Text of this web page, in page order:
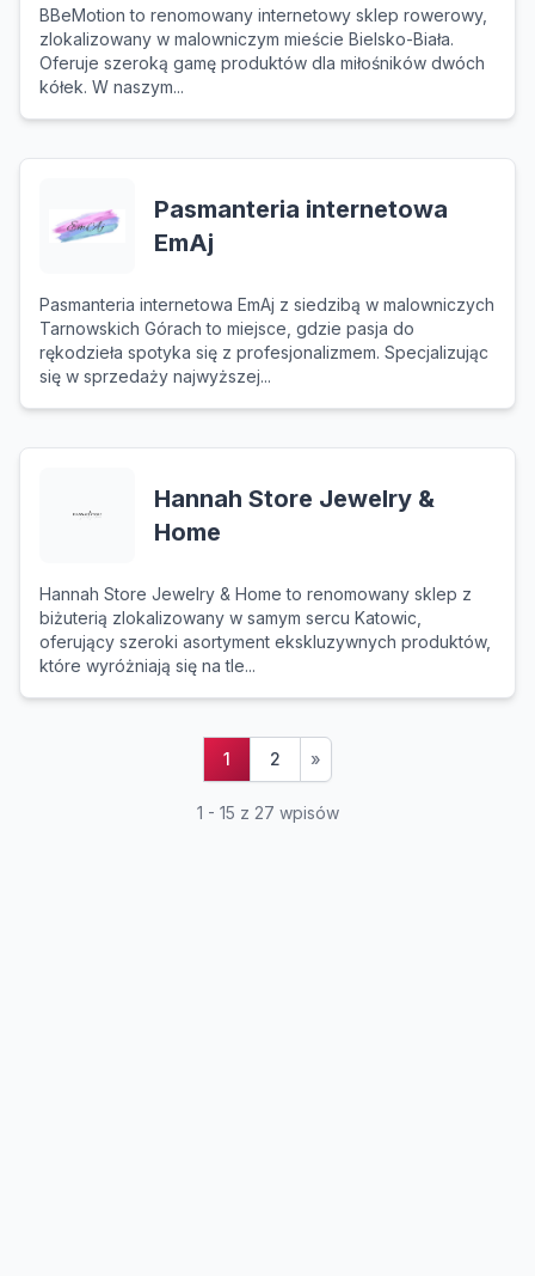
BBeMotion to renomowany internetowy sklep rowerowy,
zlokalizowany w malowniczym mieście Bielsko-Biała.
Oferuje szeroką gamę produktów dla miłośników dwóch
kółek. W naszym...
Pasmanteria internetowa
EmAj
Pasmanteria internetowa EmAj z siedzibą w malowniczych
Tarnowskich Górach to miejsce, gdzie pasja do
rękodzieła spotyka się z profesjonalizmem. Specjalizując
się w sprzedaży najwyższej...
Hannah Store Jewelry &
Home
Hannah Store Jewelry & Home to renomowany sklep z
biżuterią zlokalizowany w samym sercu Katowic,
oferujący szeroki asortyment ekskluzywnych produktów,
które wyróżniają się na tle...
1 2 »
1 - 15 z 27 wpisów